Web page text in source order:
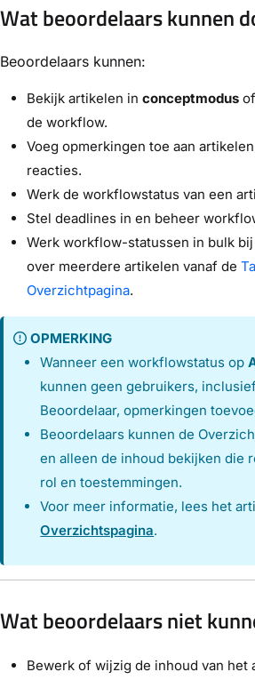
Wat beoordelaars kunnen
Beoordelaars kunnen:
Bekijk artikelen in conceptmodus
de workflow.
Voeg opmerkingen toe aan
reacties.
Werk de workflowstatus van een
Stel deadlines in en beheer
Werk workflow-statussen in bulk
over meerdere artikelen vanaf de
Overzichtpagina.
OPMERKING
Wanneer een workflowstatus op
kunnen geen gebruikers,
Beoordelaar, opmerkingen
Beoordelaars kunnen de
en alleen de inhoud bekijken die
rol en toestemmingen.
Voor meer informatie, lees het
Overzichtspagina.
Wat beoordelaars niet
Bewerk of wijzig de inhoud van het